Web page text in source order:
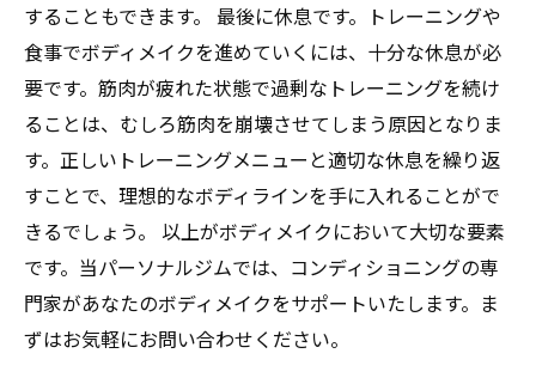
することもできます。 最後に休息です。トレーニングや
食事でボディメイクを進めていくには、十分な休息が必
要です。筋肉が疲れた状態で過剰なトレーニングを続け
ることは、むしろ筋肉を崩壊させてしまう原因となりま
す。正しいトレーニングメニューと適切な休息を繰り返
すことで、理想的なボディラインを手に入れることがで
きるでしょう。 以上がボディメイクにおいて大切な要素
です。当パーソナルジムでは、コンディショニングの専
門家があなたのボディメイクをサポートいたします。ま
ずはお気軽にお問い合わせください。